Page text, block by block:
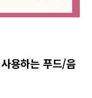
용하는 푸드/음